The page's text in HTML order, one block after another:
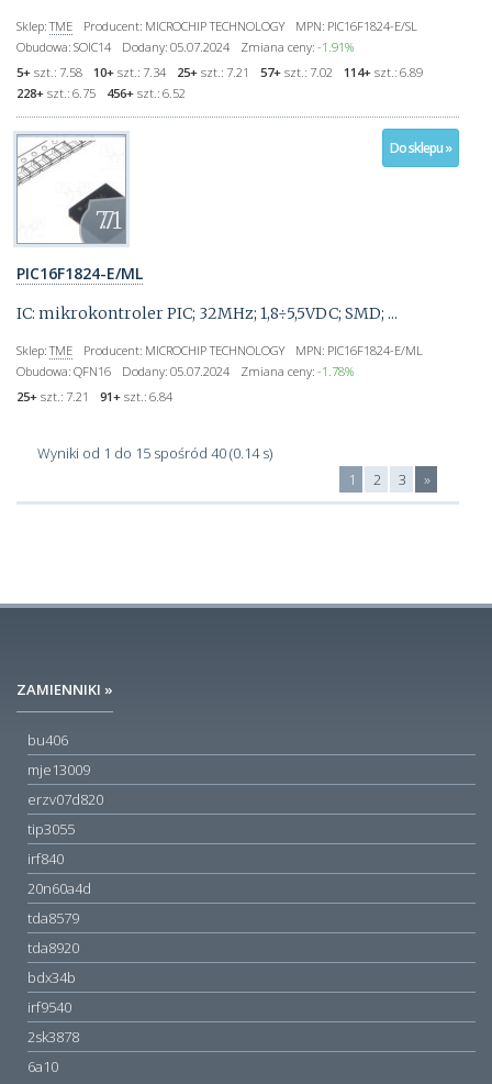
Sklep: TME Producent: MICROCHIP TECHNOLOGY MPN: PIC16F1824-E/SL
Obudowa: SOIC14 Dodany: 05.07.2024 Zmiana ceny: -1.91%
5+ szt.: 7.58 10+ szt.: 7.34 25+ szt.: 7.21 57+ szt.: 7.02 114+ szt.: 6.89
228+ szt.: 6.75 456+ szt.: 6.52
7.71
Do sklepu »
PIC16F1824-E/ML
IC: mikrokontroler PIC; 32MHz; 1,8÷5,5VDC; SMD; ...
Sklep: TME Producent: MICROCHIP TECHNOLOGY MPN: PIC16F1824-E/ML
Obudowa: QFN16 Dodany: 05.07.2024 Zmiana ceny: -1.78%
25+ szt.: 7.21 91+ szt.: 6.84
Wyniki od 1 do 15 spośród 40 (0.14 s)
1
2 3 »
ZAMIENNIKI »
bu406
mje13009
erzv07d820
tip3055
irf840
20n60a4d
tda8579
tda8920
bdx34b
irf9540
2sk3878
6a10